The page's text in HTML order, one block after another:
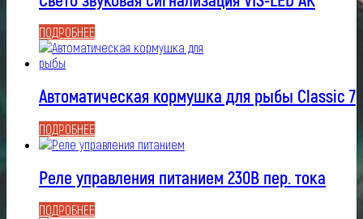
ПОДРОБНЕЕ
Автоматическая кормушка для рыбы Classic 7
ПОДРОБНЕЕ
Реле управления питанием 230В пер. тока
ПОДРОБНЕЕ